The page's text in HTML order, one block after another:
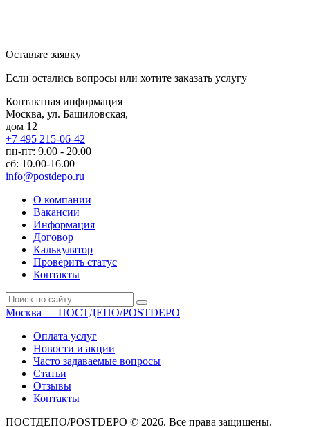
Оставьте заявку
Если остались вопросы или хотите заказать услугу
Контактная информация
Москва, ул. Башиловская,
дом 12
+7 495 215-06-42
пн-пт: 9.00 - 20.00
сб: 10.00-16.00
info@postdepo.ru
О компании
Вакансии
Информация
Договор
Калькулятор
Проверить статус
Контакты
Москва — ПОСТДЕПО/POSTDEPO
Оплата услуг
Новости и акции
Часто задаваемые вопросы
Статьи
Отзывы
Контакты
ПОСТДЕПО/POSTDEPO © 2026. Все права защищены.